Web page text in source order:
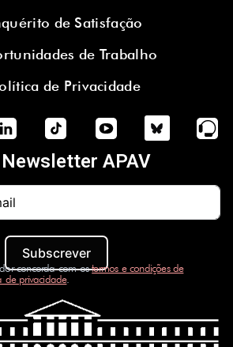
de Satisfação
de Trabalho
de Privacidade
APAV
Subscrever
concorda com ostermos e condições de
de privacidade.